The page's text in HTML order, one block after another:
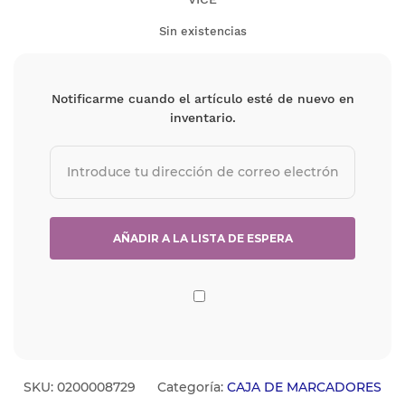
Sin existencias
Notificarme cuando el artículo esté de nuevo en
inventario.
SKU: 0200008729 Categoría: CAJA DE MARCADORES